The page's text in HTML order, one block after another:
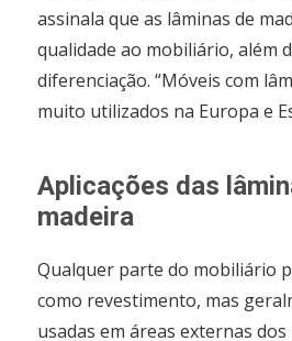
assinala que as lâminas de
qualidade ao mobiliário, além
diferenciação. “Móveis com
muito utilizados na Europa e
Aplicações das
madeira
Qualquer parte do mobiliário
como revestimento, mas
usadas em áreas externas